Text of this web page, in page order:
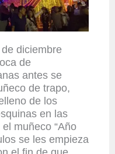
diciembre
de
antes se
de trapo,
de los
en las
muñeco “Año
se les empieza